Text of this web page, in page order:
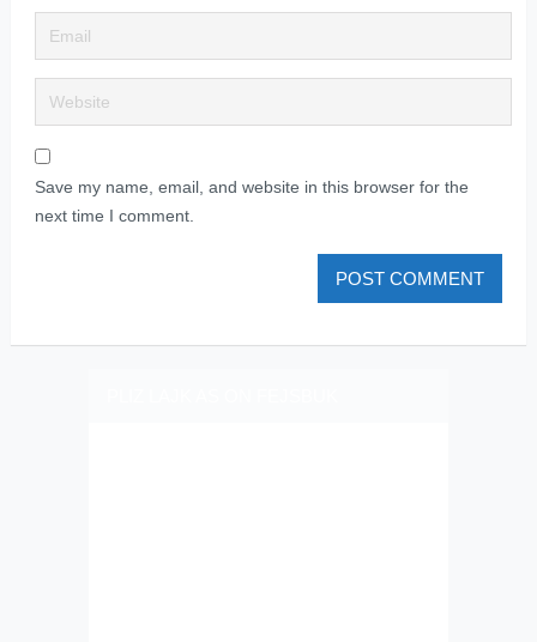
Save my name, email, and website in this browser for the
next time I comment.